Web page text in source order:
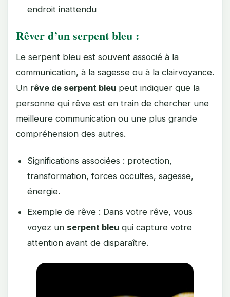
endroit inattendu
Rêver d’un serpent bleu :
Le serpent bleu est souvent associé à la
communication, à la sagesse ou à la clairvoyance.
Un rêve de serpent bleu peut indiquer que la
personne qui rêve est en train de chercher une
meilleure communication ou une plus grande
compréhension des autres.
Significations associées : protection,
transformation, forces occultes, sagesse,
énergie.
Exemple de rêve : Dans votre rêve, vous
voyez un serpent bleu qui capture votre
attention avant de disparaître.